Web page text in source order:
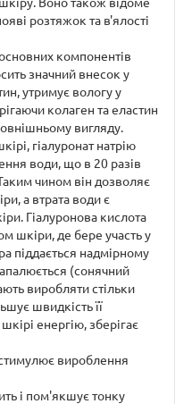
розтяжок та в'ялості
компонентів
значний внесок у
утримує вологу у
колаген та еластин
вигляду.
гіалуронат натрію
води, що в 20 разів
чином він дозволяє
а втрата води є
Гіалуронова кислота
шкіри, де бере участь у
піддається надмірному
(сонячний
виробляти стільки
швидкість її
енергію, зберігає
вироблення
і пом'якшує тонку